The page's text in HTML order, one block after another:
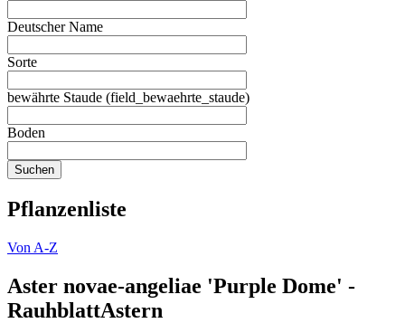
Deutscher Name
Sorte
bewährte Staude (field_bewaehrte_staude)
Boden
Pflanzenliste
Von A-Z
Aster novae-angeliae 'Purple Dome' -
RauhblattAstern